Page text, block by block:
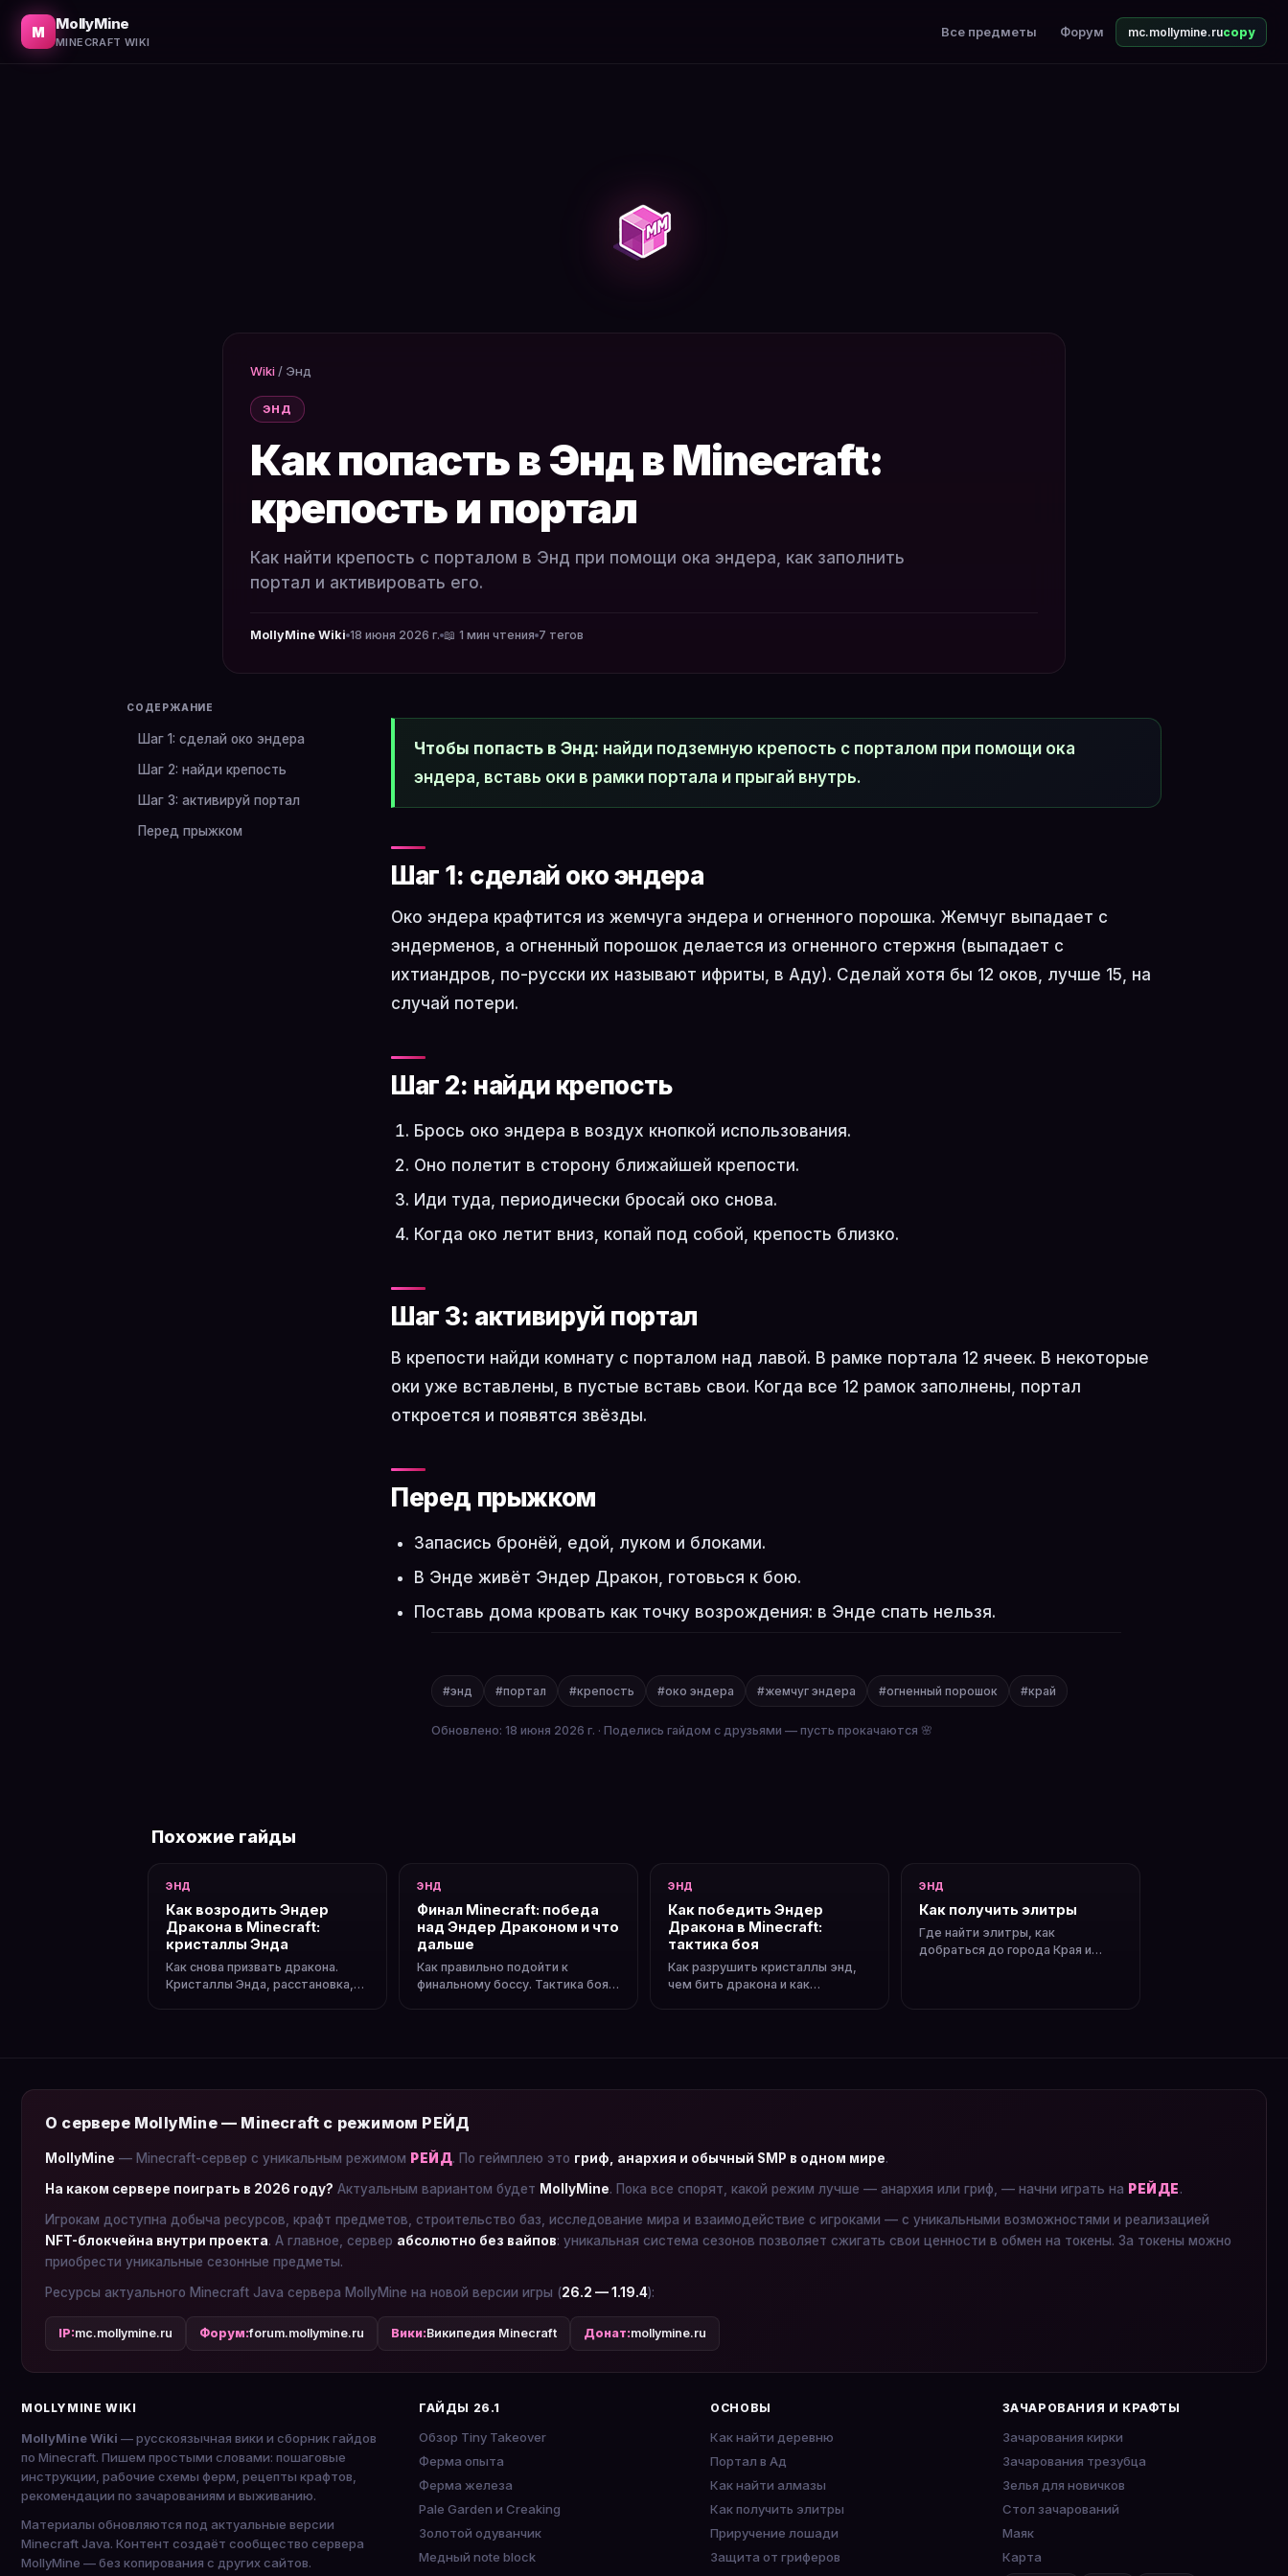
Как найти крепость с порталом в Энд при помощи ока эндера, как заполнить портал и активировать его.
M MollyMine
MINECRAFT WIKI
Все предметы Форум mc.mollymine.ru
Wiki / Энд
ЭНД
Как попасть в Энд в Minecraft:
крепость и портал
Как найти крепость с порталом в Энд при помощи ока эндера, как заполнить
портал и активировать его.
MollyMine Wiki 18 июня 2026 г. 📖 1 мин чтения 7 тегов
СОДЕРЖАНИЕ
Шаг 1: сделай око эндера
Шаг 2: найди крепость
Шаг 3: активируй портал
Перед прыжком
Чтобы попасть в Энд: найди подземную крепость с порталом при помощи ока
эндера, вставь оки в рамки портала и прыгай внутрь.
Шаг 1: сделай око эндера
Око эндера крафтится из жемчуга эндера и огненного порошка. Жемчуг выпадает с
эндерменов, а огненный порошок делается из огненного стержня (выпадает с
ихтиандров, по-русски их называют ифриты, в Аду). Сделай хотя бы 12 оков, лучше 15, на
случай потери.
Шаг 2: найди крепость
Брось око эндера в воздух кнопкой использования.
Оно полетит в сторону ближайшей крепости.
Иди туда, периодически бросай око снова.
Когда око летит вниз, копай под собой, крепость близко.
Шаг 3: активируй портал
В крепости найди комнату с порталом над лавой. В рамке портала 12 ячеек. В некоторые
оки уже вставлены, в пустые вставь свои. Когда все 12 рамок заполнены, портал
откроется и появятся звёзды.
Перед прыжком
Запасись бронёй, едой, луком и блоками.
В Энде живёт Эндер Дракон, готовься к бою.
Поставь дома кровать как точку возрождения: в Энде спать нельзя.
#энд #портал #крепость #око эндера #жемчуг эндера #огненный порошок #край
Обновлено: 18 июня 2026 г. · Поделись гайдом с друзьями — пусть прокачаются 🌸
Похожие гайды
ЭНД
Как возродить Эндер
Дракона в Minecraft:
кристаллы Энда
Как снова призвать дракона.
Кристаллы Энда, расстановка,
ЭНД
Финал Minecraft: победа
над Эндер Драконом и что
дальше
Как правильно подойти к
финальному боссу. Тактика боя с
ЭНД
Как победить Эндер
Дракона в Minecraft:
тактика боя
Как разрушить кристаллы энд,
чем бить дракона и как
ЭНД
Как получить элитры
Где найти элитры, как
добраться до города Края и
О сервере MollyMine — Minecraft с режимом РЕЙД
MollyMine — Minecraft-сервер с уникальным режимом РЕЙД. По геймплею это гриф, анархия и обычный SMP в одном мире.
На каком сервере поиграть в 2026 году? Актуальным вариантом будет MollyMine. Пока все спорят, какой режим лучше — анархия или гриф, — начни играть на РЕЙДЕ.
Игрокам доступна добыча ресурсов, крафт предметов, строительство баз, исследование мира и взаимодействие с игроками — с уникальными возможностями и реализацией
NFT-блокчейна внутри проекта. А главное, сервер абсолютно без вайпов: уникальная система сезонов позволяет сжигать свои ценности в обмен на токены. За токены можно
приобрести уникальные сезонные предметы.
Ресурсы актуального Minecraft Java сервера MollyMine на новой версии игры (26.2 — 1.19.4):
IP:mc.mollymine.ru Форум:forum.mollymine.ru Вики:Википедия Minecraft Донат:mollymine.ru
MOLLYMINE WIKI
MollyMine Wiki — русскоязычная вики и сборник гайдов
по Minecraft. Пишем простыми словами: пошаговые
инструкции, рабочие схемы ферм, рецепты крафтов,
рекомендации по зачарованиям и выживанию.
Материалы обновляются под актуальные версии
Minecraft Java. Контент создаёт сообщество сервера
MollyMine — без копирования с других сайтов.
ГАЙДЫ 26.1
Обзор Tiny Takeover
Ферма опыта
Ферма железа
Pale Garden и Creaking
Золотой одуванчик
Медный note block
ОСНОВЫ
Как найти деревню
Портал в Ад
Как найти алмазы
Как получить элитры
Приручение лошади
Защита от гриферов
ЗАЧАРОВАНИЯ И КРАФТЫ
Зачарования кирки
Зачарования трезубца
Зелья для новичков
Стол зачарований
Маяк
Карта